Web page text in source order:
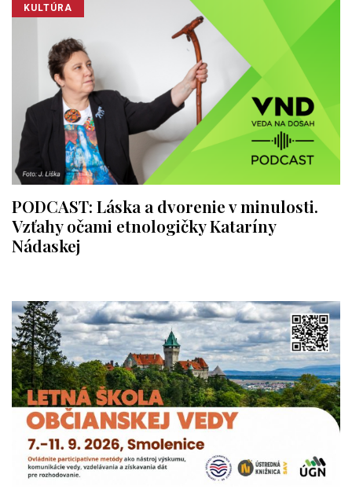
KULTÚRA
PODCAST: Láska a dvorenie v minulosti.
Vzťahy očami etnologičky Kataríny
Nádaskej